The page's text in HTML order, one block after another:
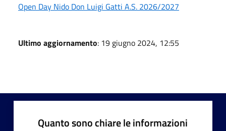
Open Day Nido Don Luigi Gatti A.S. 2026/2027
Ultimo aggiornamento: 19 giugno 2024, 12:55
Quanto sono chiare le informazioni